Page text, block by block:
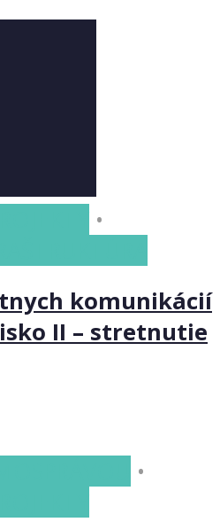
•
komunikácií
II – stretnutie
•